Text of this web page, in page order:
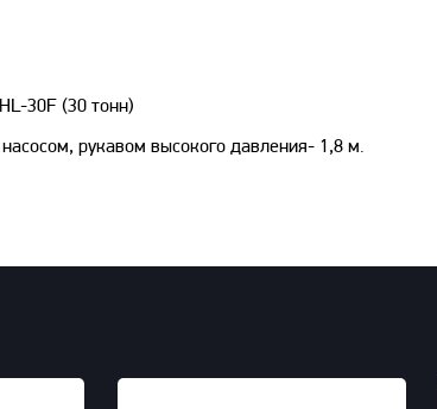
30F (30 тонн)
рукавом высокого давления- 1,8 м.